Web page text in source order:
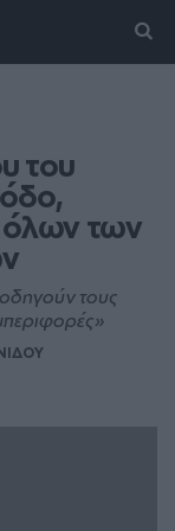
του
όλων των
τους